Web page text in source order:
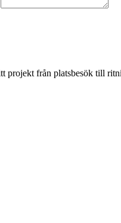
från platsbesök till